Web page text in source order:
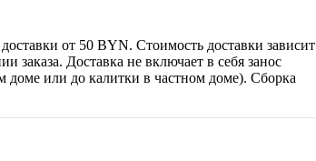
от 50 BYN. Стоимость доставки зависит
заказа. Доставка не включает в себя занос
доме или до калитки в частном доме). Сборка